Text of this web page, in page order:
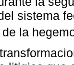
sistema
la